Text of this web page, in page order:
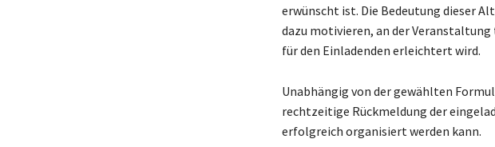
erwünscht ist. Die Bedeutung dieser
dazu motivieren, an der
für den Einladenden erleichtert wird.
Unabhängig von der gewählten
rechtzeitige Rückmeldung der
erfolgreich organisiert werden kann.